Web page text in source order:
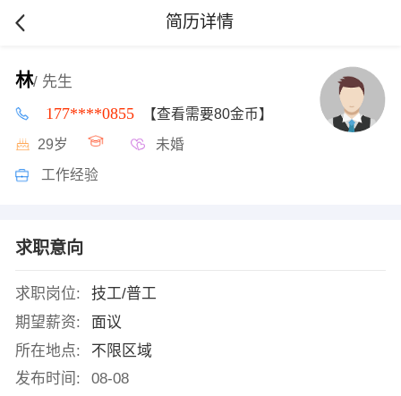
简历详情
林/ 先生
177****0855 【查看需要80金币】
29岁 未婚
工作经验
求职意向
求职岗位:
技工/普工
期望薪资:
面议
所在地点:
不限区域
发布时间:
08-08